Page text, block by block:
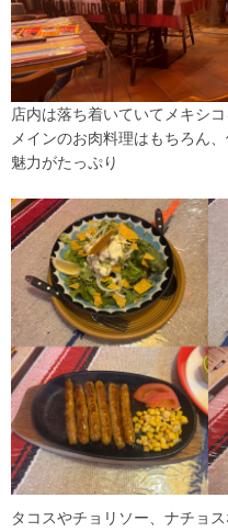
店内は落ち着いていてメキシ
メインのお肉料理はもちろん
魅力がたっぷり
タコスやチョリソー、ナチョ